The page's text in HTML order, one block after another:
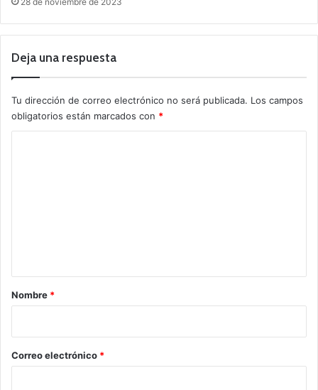
Deja una respuesta
Tu dirección de correo electrónico no será publicada. Los campos
obligatorios están marcados con *
r
*
Nombre *
Correo electrónico *